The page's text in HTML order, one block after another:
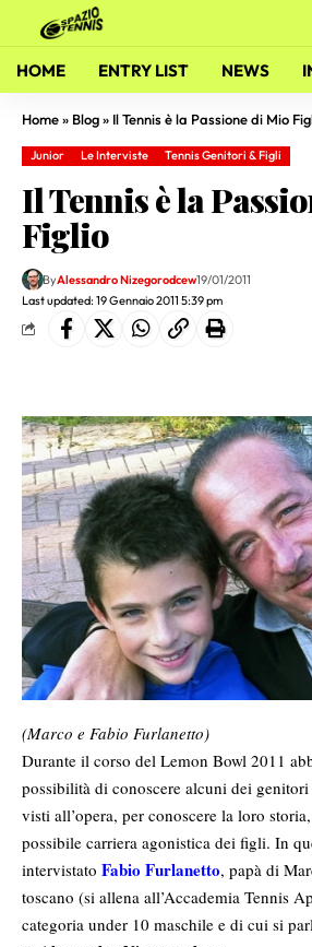
HOME ENTRY LIST NEWS
Home» Blog» Il Tennis è la Passione di Mio
Junior Le Interviste Tennis Genitori & Figli
Il Tennis è la
Figlio
Last updated: 19 Gennaio 2011 5:39 pm
ByAlessandro Nizegorodcew19/01/2011
(Marco e Fabio Furlanetto)
Durante il corso del Lemon Bowl 2011
possibilità di conoscere alcuni dei
visti all’opera, per conoscere la loro
possibile carriera agonistica dei figli. In
intervistato Fabio Furlanetto, papà di
toscano (si allena all’Accademia Tennis
categoria under 10 maschile e di cui si